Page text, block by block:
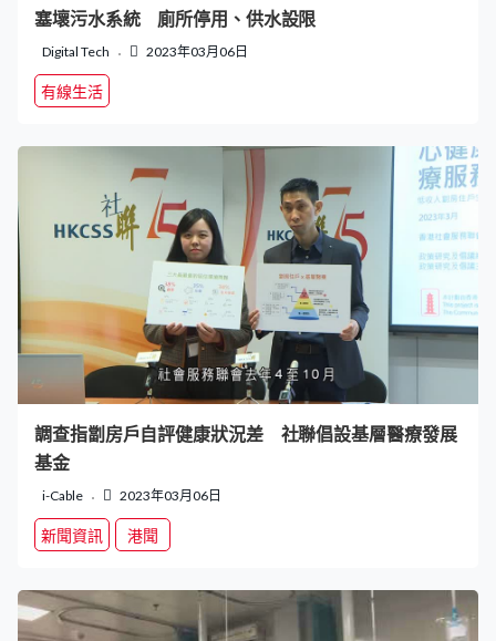
塞壞污水系統 廁所停用、供水設限
Digital Tech 2023年03月06日
有線生活
調查指劏房戶自評健康狀況差 社聯倡設基層醫療發展
基金
i-Cable 2023年03月06日
新聞資訊 港聞